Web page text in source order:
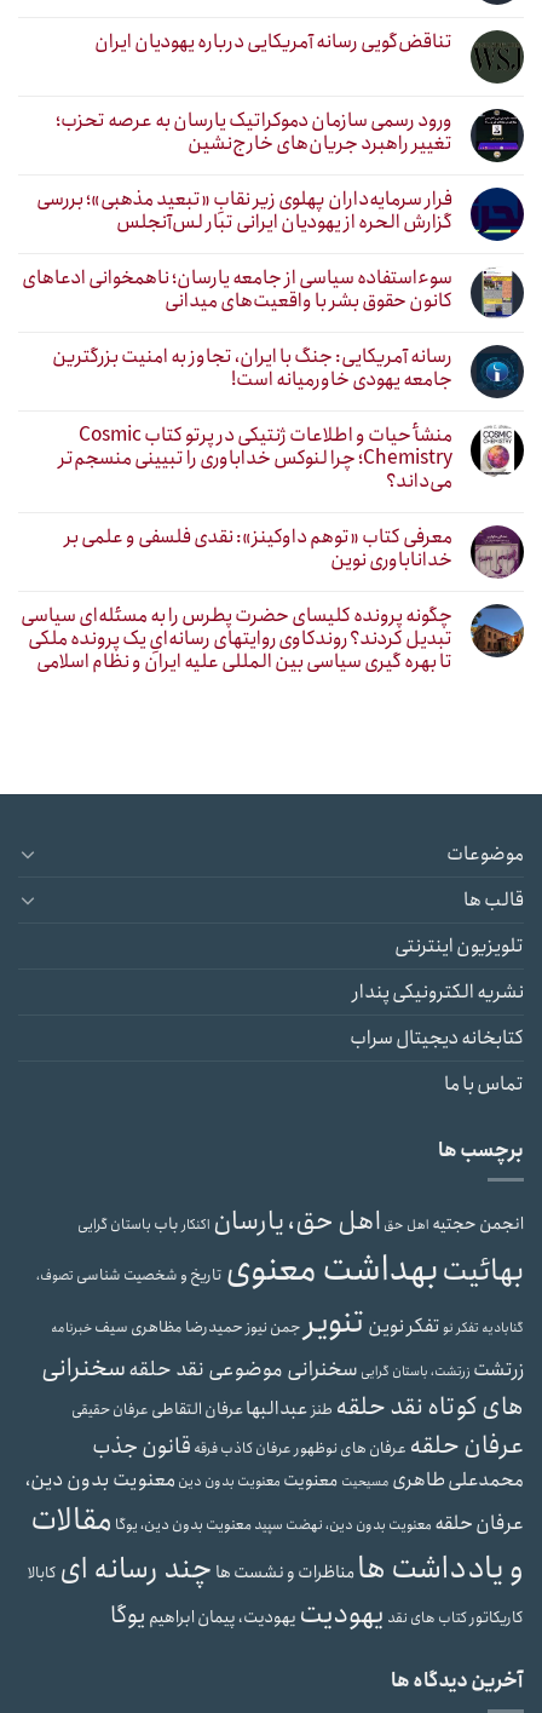
تناقض‌گویی رسانه آمریکایی درباره یهودیان ایران
ورود رسمی سازمان دموکراتیک یارسان به عرصه تحزب؛
تغییر راهبرد جریان‌های خارج‌نشین
فرار سرمایه‌داران پهلوی زیر نقابِ «تبعید مذهبی»؛ بررسی
گزارش الحره از یهودیان ایرانی تبار لس‌آنجلس
سوءاستفاده سیاسی از جامعه یارسان؛ ناهمخوانی ادعاهای
کانون حقوق بشر با واقعیت‌های میدانی
رسانه آمریکایی: جنگ با ایران، تجاوز به امنیت بزرگترین
جامعه یهودی خاورمیانه است!
منشأ حیات و اطلاعات ژنتیکی در پرتو کتاب Cosmic
Chemistry؛ چرا لنوکس خداباوری را تبیینی منسجم‌تر
می‌داند؟
معرفی کتاب «توهم داوکینز»: نقدی فلسفی و علمی بر
خداناباوری نوین
چگونه پرونده کلیسای حضرت پطرس را به مسئله‌ای سیاسی
تبدیل کردند؟ روندکاوی روایتهای رسانه‌ایِ یک پرونده ملکی
تا بهره گیری سیاسی بین المللی علیه ایران و نظام اسلامی
موضوعات
قالب ها
تلویزیون اینترنتی
نشریه الکترونیکی پندار
کتابخانه دیجیتال سراب
تماس با ما
برچسب ها
انجمن حجتیه اهل حق اهل حق، یارسان اکنکارباب باستان گرایی
بهائیتبهداشت معنوی تاریخ و شخصیت شناسی تصوف،
گنابادیه تفکر نوتفکر نوین تنویرجمن نیوزحمیدرضا مظاهری سیفخبرنامه
زرتشت زرتشت، باستان گرایی سخنرانی موضوعی نقد حلقهسخنرانی
های کوتاه نقد حلقه طنزعبدالبهاعرفان التقاطی عرفان حقیقی
عرفان حلقه عرفان های نوظهورعرفان کاذبفرقه قانون جذب
محمدعلی طاهری مسیحیت معنویت معنویت بدون دین معنویت بدون دین،
عرفان حلقه معنویت بدون دین، نهضت سپیدمعنویت بدون دین، یوگا مقالات
و یادداشت هامناظرات و نشست ها چند رسانه ای کابالا
کاریکاتورکتاب های نقد یهودیت یهودیت، پیمان ابراهیم یوگا
آخرین دیدگاه ها